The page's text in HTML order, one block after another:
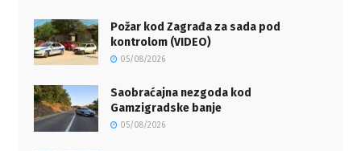
Požar kod Zagrađa za sada pod
kontrolom (VIDEO)
05/08/2026
Saobraćajna nezgoda kod
Gamzigradske banje
05/08/2026